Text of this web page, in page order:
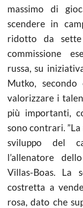
massimo di
scendere in
ridotto da
commissione
russa, su
Mutko,
valorizzare i
più importanti,
sono contrari.
sviluppo del
l’allenatore
Villas-Boas. La
costretta a
rosa, dato che